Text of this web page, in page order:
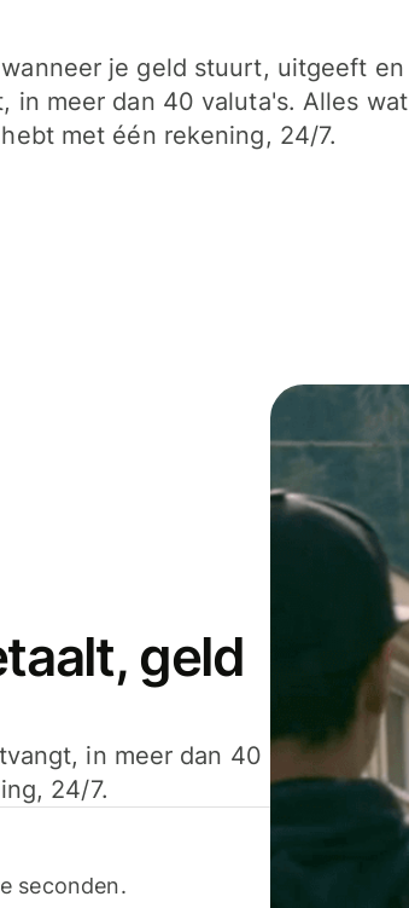
je geld stuurt, uitgeeft en
in meer dan 40 valuta's. Alles wat
met één rekening, 24/7.
geld
in meer dan 40
24/7.
seconden.